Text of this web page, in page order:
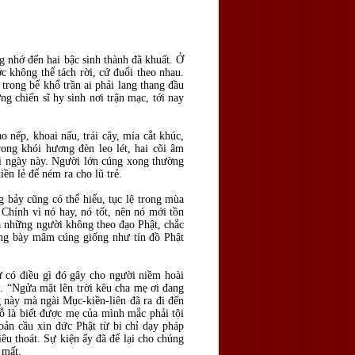
nhớ đến hai bậc sinh thành đã khuất. Ở
không thể tách rời, cứ đuổi theo nhau.
bể khổ trần ai phải lang thang đầu
chiến sĩ hy sinh nơi trận mạc, tới nay
nếp, khoai nấu, trái cây, mía cắt khúc,
khói hương đèn leo lét, hai cõi âm
này. Người lớn cúng xong thường
lẻ để ném ra cho lũ trẻ.
bảy cũng có thể hiểu, tục lệ trong mùa
vì nó hay, nó tốt, nên nó mới tồn
người không theo đạo Phật, chắc
bày mâm cúng giống như tín đồ Phật
điều gì đó gây cho người niềm hoài
mặt lên trời kêu cha mẹ ơi đang
mà ngài Mục-kiền-liên đã ra đi đến
là biết được mẹ của mình mắc phải tội
cầu xin đức Phật từ bi chỉ dạy pháp
thoát. Sự kiện ấy đã để lại cho chúng